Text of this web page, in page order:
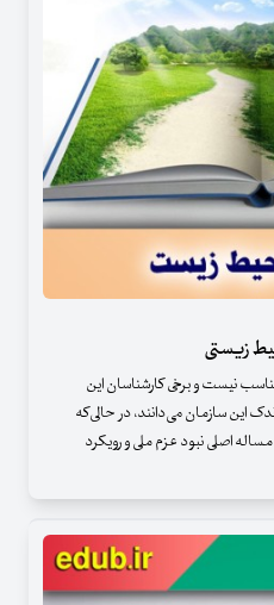
زیستی
نیست و برخی کارشناسان این
این سازمان می‌دانند، در حالی‌که
اصلی نبود عزم ملی و رویکرد